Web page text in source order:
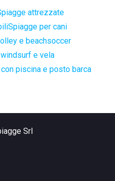
attrezzate
Spiagge per cani
e beachsoccer
e vela
piscina e posto barca
Srl